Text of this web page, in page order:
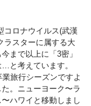
コロナウイルス(武漢
ラスターに属する大
まで以上に「3密」
と考えています。
旅行シーズンですよ
。ニューヨーク〜ラ
ハワイと移動しまし